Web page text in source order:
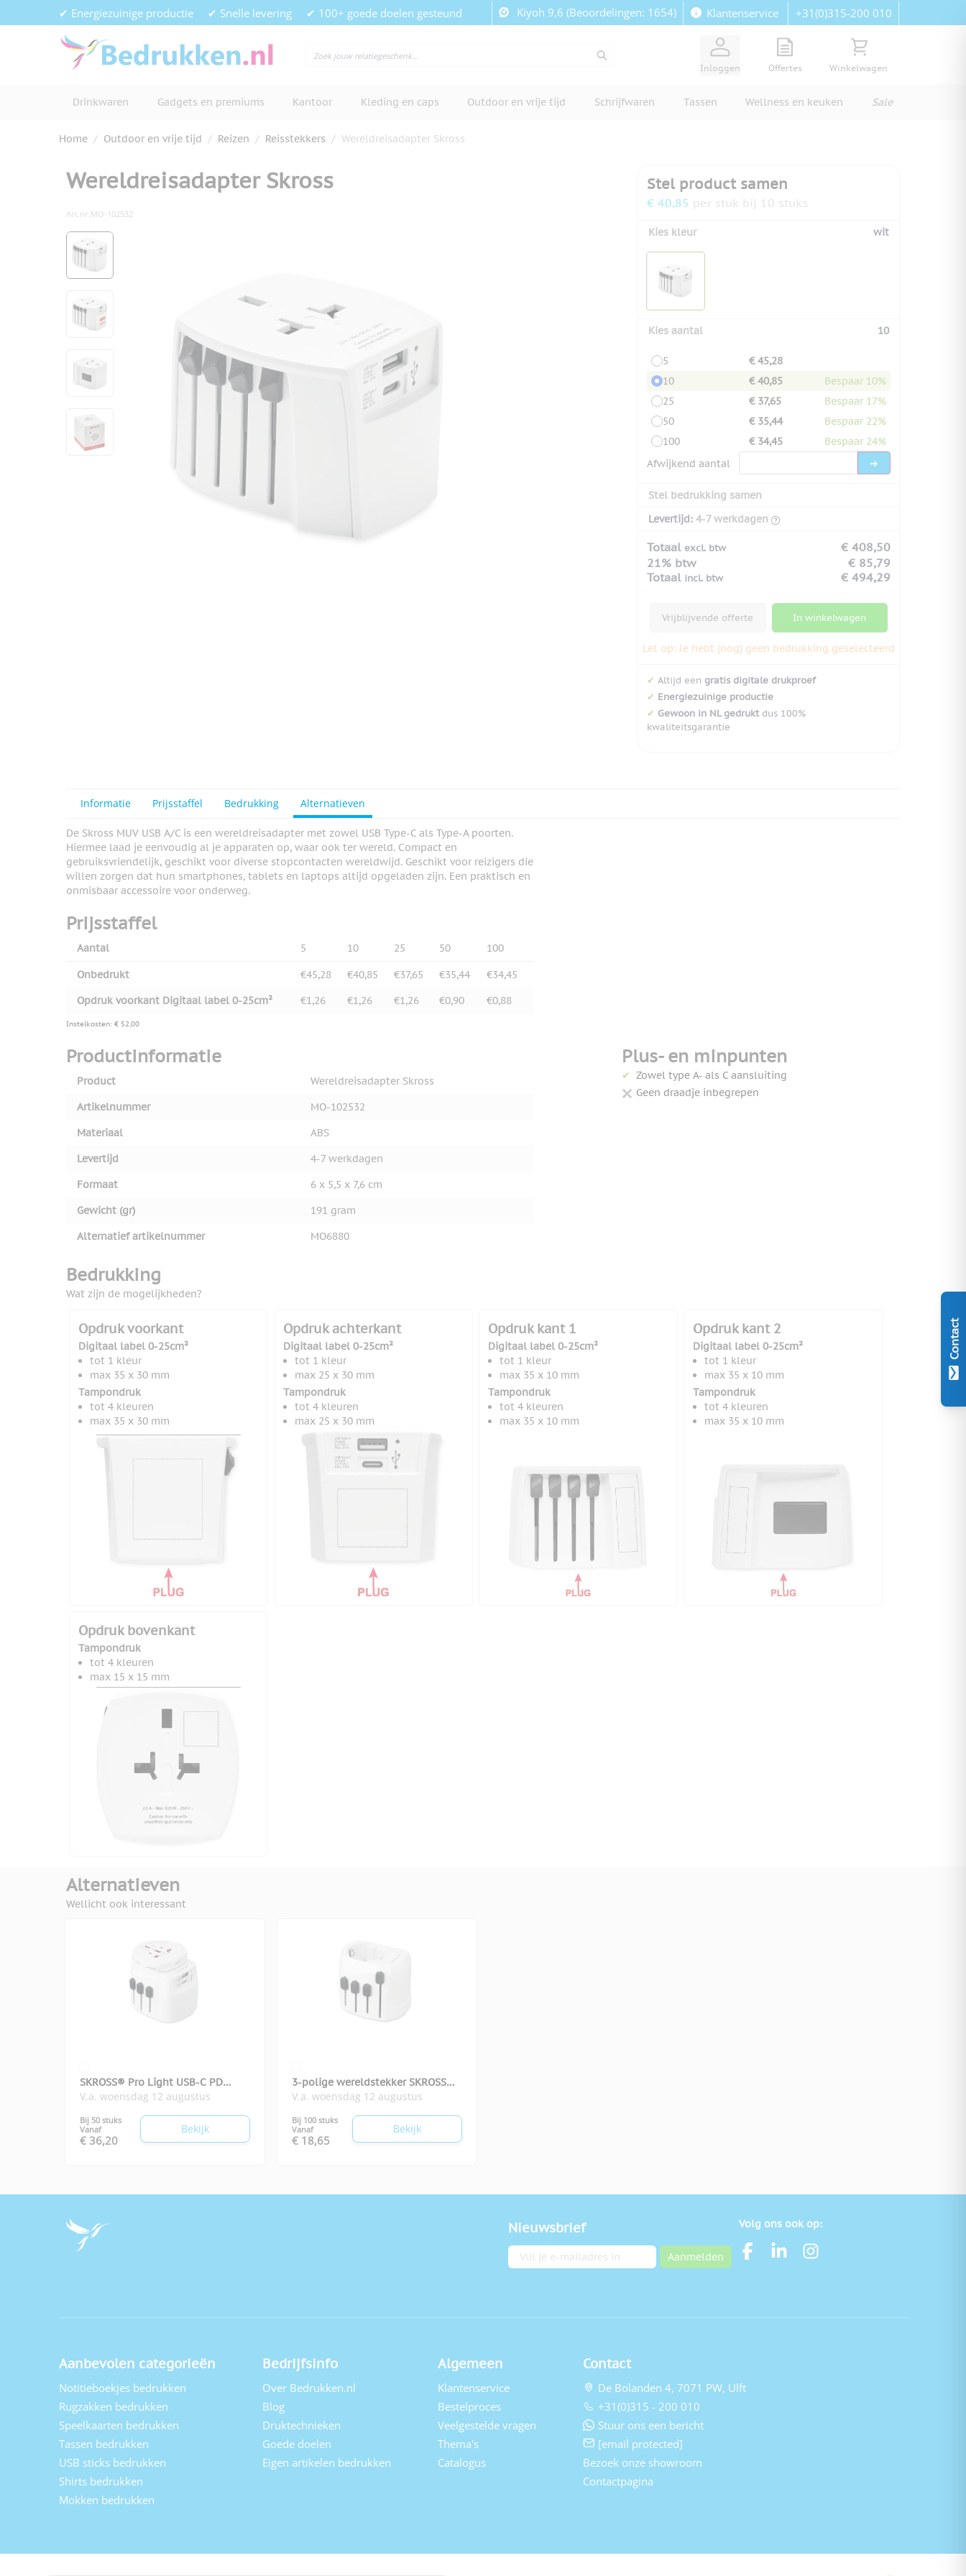
Contact
Ga naar de inhoud✔ Energiezuinige productie ✔ Snelle levering ✔ 100+ goede doelen gesteund Kiyoh 9,6 (Beoordelingen: 1654) Klantenservice +31(0)315-200 010
Inloggen
View quote, Quote is empty
Offertes
Bekijk winkelwagen,
Winkelwagen
Drinkwaren Gadgets en premiums Kantoor Kleding en caps Outdoor en vrije tijd Schrijfwaren Tassen Wellness en keuken Sale
Home / Outdoor en vrije tijd / Reizen / Reisstekkers / Wereldreisadapter Skross
Wereldreisadapter Skross
Art.nr.MO-102532
View larger image
View larger image
View larger image
View larger image
Stel product samen
€ 40,85 per stuk bij 10 stuks
Kies kleur wit
Kies aantal 10
5
€ 45,28
10
€ 40,85
Bespaar 10%
25
€ 37,65
Bespaar 17%
50
€ 35,44
Bespaar 22%
100
€ 34,45
Bespaar 24%
Afwijkend aantal
Stel bedrukking samen
Levertijd: 4-7 werkdagen
Totaal excl. btw
€ 408,50
21% btw
€ 85,79
Totaal incl. btw € 494,29
Vrijblijvende offerte In winkelwagen
Let op: Je hebt (nog) geen bedrukking geselecteerd
✔ Altijd een gratis digitale drukproef
✔ Energiezuinige productie
✔ Gewoon in NL gedruktdus 100%
kwaliteitsgarantie
Informatie Prijsstaffel Bedrukking Alternatieven
De Skross MUV USB A/C is een wereldreisadapter met zowel USB Type-C als Type-A poorten.
Hiermee laad je eenvoudig al je apparaten op, waar ook ter wereld. Compact en
gebruiksvriendelijk, geschikt voor diverse stopcontacten wereldwijd. Geschikt voor reizigers die
willen zorgen dat hun smartphones, tablets en laptops altijd opgeladen zijn. Een praktisch en
onmisbaar accessoire voor onderweg.
Prijsstaffel
Aantal 5 10 25 50 100
Onbedrukt €45,28 €40,85 €37,65 €35,44
€34,45
Opdruk voorkant Digitaal label 0-25cm²
€1,26 €1,26 €1,26 €0,90 €0,88
Instelkosten: € 52,00
Productinformatie
Product
Wereldreisadapter Skross
Artikelnummer
MO-102532
Materiaal
ABS
Levertijd
4-7 werkdagen
Formaat
6 x 5,5 x 7,6 cm
Gewicht (gr)
191 gram
Alternatief artikelnummer
MO6880
Plus- en minpunten
Zowel type A- als C aansluiting
Geen draadje inbegrepen
Bedrukking
Wat zijn de mogelijkheden?
Opdruk voorkant
Digitaal label 0-25cm²
tot 1 kleur
max 35 x 30 mm
Tampondruk
tot 4 kleuren
max 35 x 30 mm
Opdruk achterkant
Digitaal label 0-25cm²
tot 1 kleur
max 25 x 30 mm
Tampondruk
tot 4 kleuren
max 25 x 30 mm
Opdruk kant 1
Digitaal label 0-25cm²
tot 1 kleur
max 35 x 10 mm
Tampondruk
tot 4 kleuren
max 35 x 10 mm
Opdruk kant 2
Digitaal label 0-25cm²
tot 1 kleur
max 35 x 10 mm
Tampondruk
tot 4 kleuren
max 35 x 10 mm
Opdruk bovenkant
Tampondruk
tot 4 kleuren
max 15 x 15 mm
Alternatieven
Wellicht ook interessant
SKROSS® Pro Light USB-C PD
reisadapter 30W
V.a. woensdag 12 augustus
Bij 50 stuks
Vanaf
€ 36,20
Bekijk
3-polige wereldstekker SKROSS®
PRO
V.a. woensdag 12 augustus
Bij 100 stuks
Vanaf
€ 18,65
Bekijk
Nieuwsbrief
E-mailadres Aanmelden
Volg ons ook op:
Aanbevolen categorieën
Notitieboekjes bedrukken
Rugzakken bedrukken
Speelkaarten bedrukken
Tassen bedrukken
USB sticks bedrukken
Shirts bedrukken
Mokken bedrukken
Bedrijfsinfo
Over Bedrukken.nl
Blog
Druktechnieken
Goede doelen
Eigen artikelen bedrukken
Algemeen
Klantenservice
Bestelproces
Veelgestelde vragen
Thema's
Catalogus
Contact
De Bolanden 4, 7071 PW, Ulft
+31(0)315 - 200 010
Stuur ons een bericht
[email protected]
Bezoek onze showroom
Contactpagina